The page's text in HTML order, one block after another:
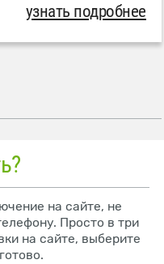
узнать подробнее
на сайте, не
Просто в три
на сайте, выберите